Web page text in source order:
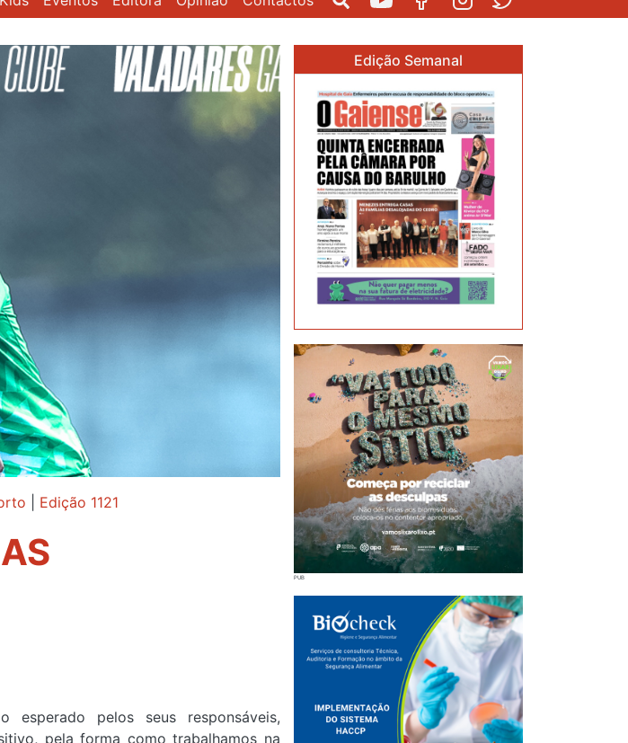
Edição 1121
pelos seus responsáveis,
pela forma como trabalhamos na
Edição Semanal